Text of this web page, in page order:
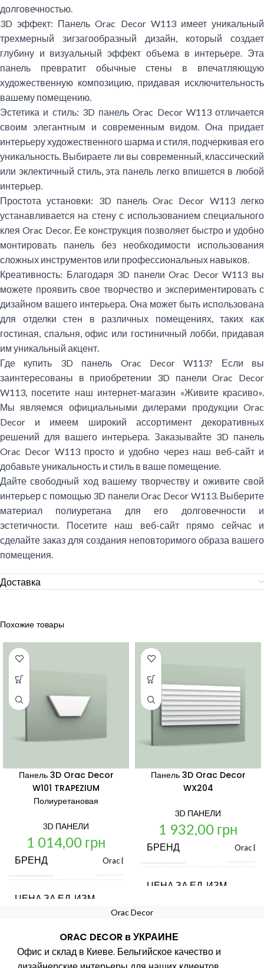
долговечностью.
3D эффект: Панель Orac Decor W113 имеет уникальный
трехмерный зигзагообразный дизайн, который создает
глубину и визуальный эффект объема в интерьере. Эта
панель превратит обычные стены в впечатляющую
художественную композицию, придавая исключительность
вашему помещению.
Эстетика и стиль: 3D панель Orac Decor W113 отличается
своим элегантным и современным видом. Она придает
интерьеру художественного шарма и стиля, подчеркивая его
уникальность. Выбираете ли вы современный, классический
или эклектичный стиль, эта панель легко впишется в любой
интерьер.
Простота установки: 3D панель Orac Decor W113 легко
устанавливается на стену с использованием специального
клея Orac Decor. Ее конструкция позволяет быстро и удобно
монтировать панель без необходимости использования
сложных инструментов или профессиональных навыков.
Креативность: Благодаря 3D панели Orac Decor W113 вы
можете проявить свое творчество и экспериментировать с
дизайном вашего интерьера. Она может быть использована
для отделки стен в различных помещениях, таких как
гостиная, спальня, офис или гостиничный лобби, придавая
им уникальный акцент.
Где купить 3D панель Orac Decor W113? Если вы
заинтересованы в приобретении 3D панели Orac Decor
W113, посетите наш интернет-магазин «Живите красиво».
Мы являемся официальными дилерами продукции Orac
Decor и имеем широкий ассортимент декоративных
решений для вашего интерьера. Заказывайте 3D панель
Orac Decor W113 просто и удобно через наш веб-сайт и
добавьте уникальность и стиль в ваше помещение.
Дайте свободный ход вашему творчеству и оживите свой
интерьер с помощью 3D панели Orac Decor W113. Выберите
материал полиуретана для его долговечности и
эстетичности. Посетите наш веб-сайт прямо сейчас и
сделайте заказ для создания неповторимого образа вашего
помещения.
Доставка
Похожие товары
Панель 3D Orac Decor
W101 TRAPEZIUM
Полиуретановая
3D ПАНЕЛИ
1 014,00 грн
БРЕНД Orac Decor
ЦЕНА ЗА ЕД. ИЗМ.
СТРАНА ПРОИЗВОДИТЕЛЬ Бельгия
Панель 3D Orac Decor
WX204
3D ПАНЕЛИ
1 932,00 грн
БРЕНД Orac
ЦЕНА ЗА ЕД. ИЗМ.
ДЛИНА, ММ
Orac Decor
ORAC DECOR в УКРАИНЕ
Офис и склад в Киеве. Бельгийское качество и